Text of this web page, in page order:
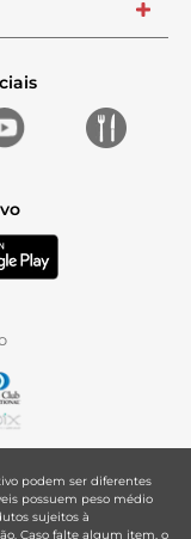
+
podem ser diferentes
possuem peso médio
sujeitos à
Caso falte algum item, o